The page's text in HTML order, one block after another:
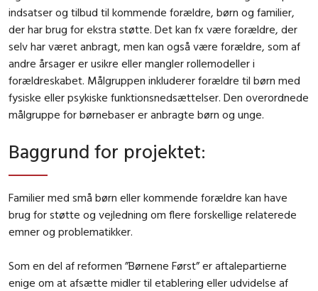
indsatser og tilbud til kommende forældre, børn og familier,
der har brug for ekstra støtte. Det kan fx være forældre, der
selv har været anbragt, men kan også være forældre, som af
andre årsager er usikre eller mangler rollemodeller i
forældreskabet. Målgruppen inkluderer forældre til børn med
fysiske eller psykiske funktionsnedsættelser. Den overordnede
målgruppe for børnebaser er anbragte børn og unge.
Baggrund for projektet:
Familier med små børn eller kommende forældre kan have
brug for støtte og vejledning om flere forskellige relaterede
emner og problematikker.
Som en del af reformen ”Børnene Først” er aftalepartierne
enige om at afsætte midler til etablering eller udvidelse af